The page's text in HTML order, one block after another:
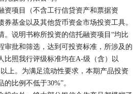
项目（不含工行信贷资产和票据资
基金以及其他货币资金市场投资工具。
说明书称所投资的信托融资项目“均比
审批和筛选，达到可投资标准，所涉及的
比照我行评级标准均在A-级（含）以
上。为满足流动性要求，本期产品投资
比例不低于30%”。